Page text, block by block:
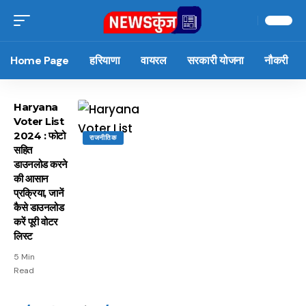
Home Page हरियाणा वायरल सरकारी योजना नौकरी
राजनीतिक
Haryana
Voter List
2024 : फोटो
सहित
डाउनलोड करने
की आसान
प्रक्रिया, जानें
कैसे डाउनलोड
करें पूरी वोटर
लिस्ट
5 Min
Read
15 नवंबर से लागू होंगे